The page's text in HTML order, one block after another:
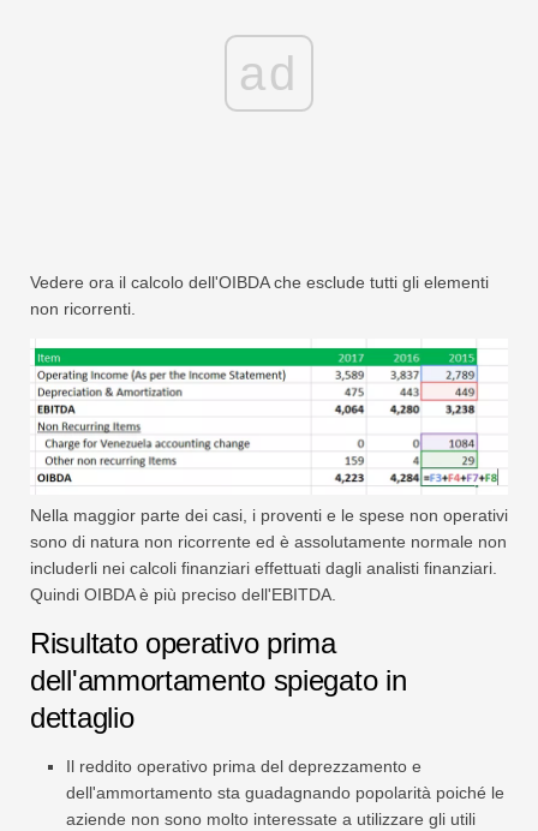
ad
Vedere ora il calcolo dell'OIBDA che esclude tutti gli elementi
non ricorrenti.
Nella maggior parte dei casi, i proventi e le spese non operativi
sono di natura non ricorrente ed è assolutamente normale non
includerli nei calcoli finanziari effettuati dagli analisti finanziari.
Quindi OIBDA è più preciso dell'EBITDA.
Risultato operativo prima
dell'ammortamento spiegato in
dettaglio
Il reddito operativo prima del deprezzamento e
dell'ammortamento sta guadagnando popolarità poiché le
aziende non sono molto interessate a utilizzare gli utili